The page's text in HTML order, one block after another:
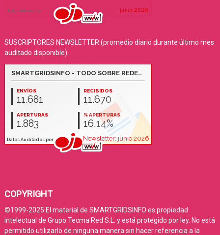
SUSCRIPTORES NEWSLETTER (promedio diario durante último mes
auditado disponible):
COPYRIGHT
©1999-2025 El material de SMARTGRIDSINFO es propiedad
intelectual de Grupo Tecma Red S.L. y está protegido por ley. No está
permitido utilizarlo de ninguna manera sin hacer referencia a la